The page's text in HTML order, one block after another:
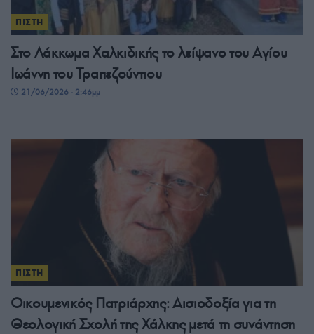
ΠΙΣΤΗ
Στο Λάκκωμα Χαλκιδικής το λείψανο του Αγίου
Ιωάννη του Τραπεζούντιου
21/06/2026 - 2:46μμ
ΠΙΣΤΗ
Οικουμενικός Πατριάρχης: Αισιοδοξία για τη
Θεολογική Σχολή της Χάλκης μετά τη συνάντηση